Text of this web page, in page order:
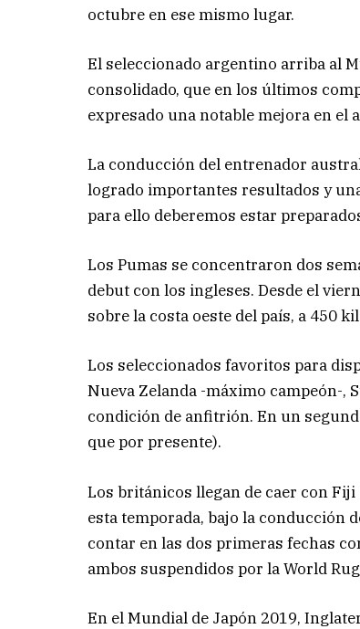
octubre en ese mismo lugar.
El seleccionado argentino arriba al
consolidado, que en los últimos
expresado una notable mejora en el
La conducción del entrenador
logrado importantes resultados y
para ello deberemos estar
Los Pumas se concentraron dos
debut con los ingleses. Desde el
sobre la costa oeste del país, a 450
Los seleccionados favoritos para
Nueva Zelanda -máximo campeón-
condición de anfitrión. En un
que por presente).
Los británicos llegan de caer con
esta temporada, bajo la conducción
contar en las dos primeras fechas
ambos suspendidos por la World
En el Mundial de Japón 2019,